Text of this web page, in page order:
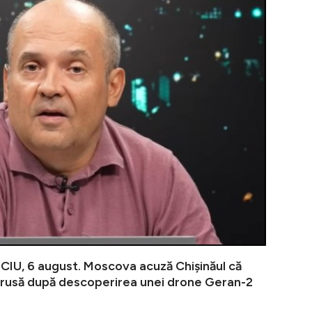
6 august. Moscova acuză Chișinăul că
după descoperirea unei drone Geran-2